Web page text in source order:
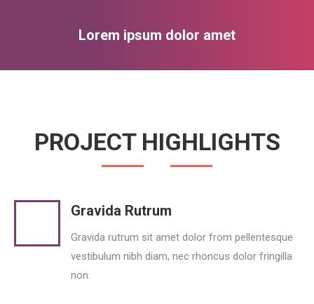
Lorem ipsum dolor amet
PROJECT HIGHLIGHTS
Gravida Rutrum
Gravida rutrum sit amet dolor from pellentesque
vestibulum nibh diam, nec rhoncus dolor fringilla
non.